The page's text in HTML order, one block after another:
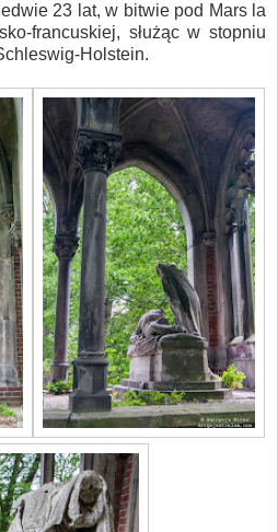
23 lat, w bitwie pod Mars la
francuskiej, służąc w stopniu
Holstein.